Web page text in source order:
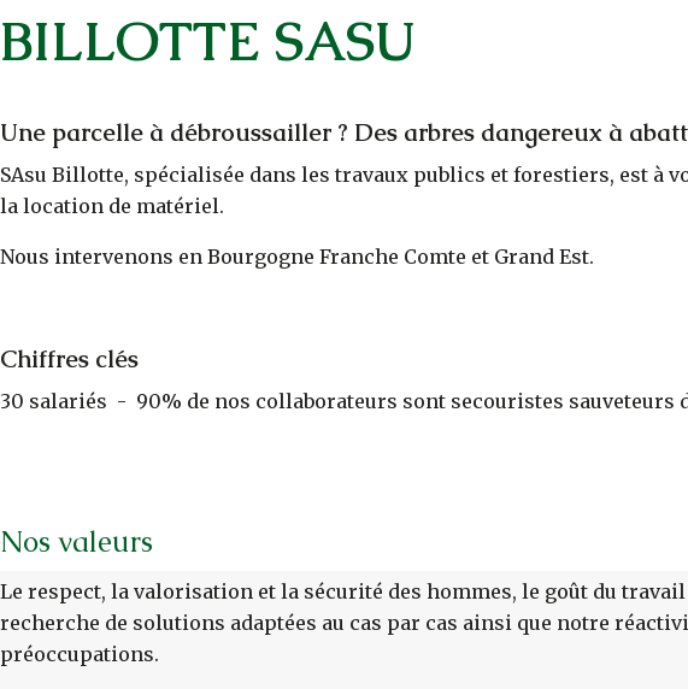
BILLOTTE SASU
Une parcelle à débroussailler ? Des arbres dangereux à
SAsu Billotte, spécialisée dans les travaux publics et forestiers, est
la location de matériel.
Nous intervenons en Bourgogne Franche Comte et Grand Est.
Chiffres clés
30 salariés - 90% de nos collaborateurs sont secouristes
Nos valeurs
Le respect, la valorisation et la sécurité des hommes, le goût du
recherche de solutions adaptées au cas par cas ainsi que notre
préoccupations.